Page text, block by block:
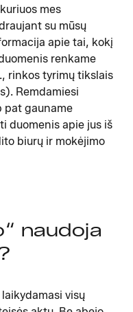
mes
su mūsų
apie tai, kokį
renkame
rinkos tyrimų tikslais
Remdamiesi
pat gauname
duomenis apie jus iš
biurų ir mokėjimo
naudoja
visų